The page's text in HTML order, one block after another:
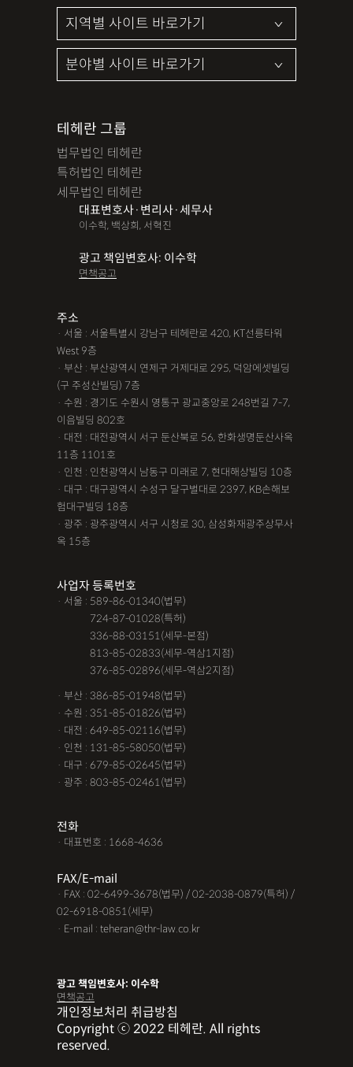
테헤란 그룹
법무법인 테헤란
특허법인 테헤란
세무법인 테헤란
대표변호사·변리사·세무사
이수학, 백상희, 서혁진
광고 책임변호사: 이수학
면책공고
주소
· 서울 : 서울특별시 강남구 테헤란로 420, KT선릉타워
West 9층
· 부산 : 부산광역시 연제구 거제대로 295, 덕암에셋빌딩
(구 주성산빌딩) 7층
· 수원 : 경기도 수원시 영통구 광교중앙로 248번길 7-7,
이음빌딩 802호
· 대전 : 대전광역시 서구 둔산북로 56, 한화생명둔산사옥
11층 1101호
· 인천 : 인천광역시 남동구 미래로 7, 현대해상빌딩 10층
· 대구 : 대구광역시 수성구 달구벌대로 2397, KB손해보
험대구빌딩 18층
· 광주 : 광주광역시 서구 시청로 30, 삼성화재광주상무사
옥 15층
사업자 등록번호
· 서울 : 589-86-01340(법무)
724-87-01028(특허)
336-88-03151(세무-본점)
813-85-02833(세무-역삼1지점)
376-85-02896(세무-역삼2지점)
· 부산 : 386-85-01948(법무)
· 수원 : 351-85-01826(법무)
· 대전 : 649-85-02116(법무)
· 인천 : 131-85-58050(법무)
· 대구 : 679-85-02645(법무)
· 광주 : 803-85-02461(법무)
전화
· 대표번호 : 1668-4636
FAX/E-mail
· FAX : 02-6499-3678(법무) / 02-2038-0879(특허) /
02-6918-0851(세무)
· E-mail : teheran@thr-law.co.kr
광고 책임변호사: 이수학
면책공고
개인정보처리 취급방침
Copyright ⓒ 2022 테헤란. All rights
reserved.